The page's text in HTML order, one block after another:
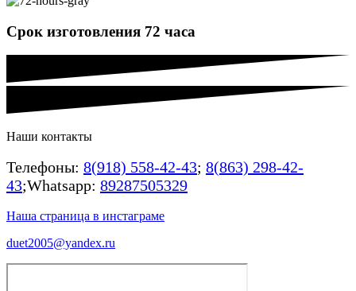
Срок изготовления 72 часа
Наши контакты
Телефоны: 8(918) 558-42-43; 8(863) 298-42-
43;Whatsapp: 89287505329
Наша страница в инстаграме
duet2005@yandex.ru